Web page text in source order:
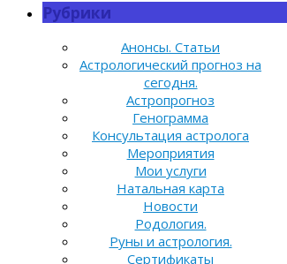
Рубрики
Анонсы. Статьи
Астрологический прогноз на
сегодня.
Астропрогноз
Генограмма
Консультация астролога
Мероприятия
Мои услуги
Натальная карта
Новости
Родология.
Руны и астрология.
Сертификаты